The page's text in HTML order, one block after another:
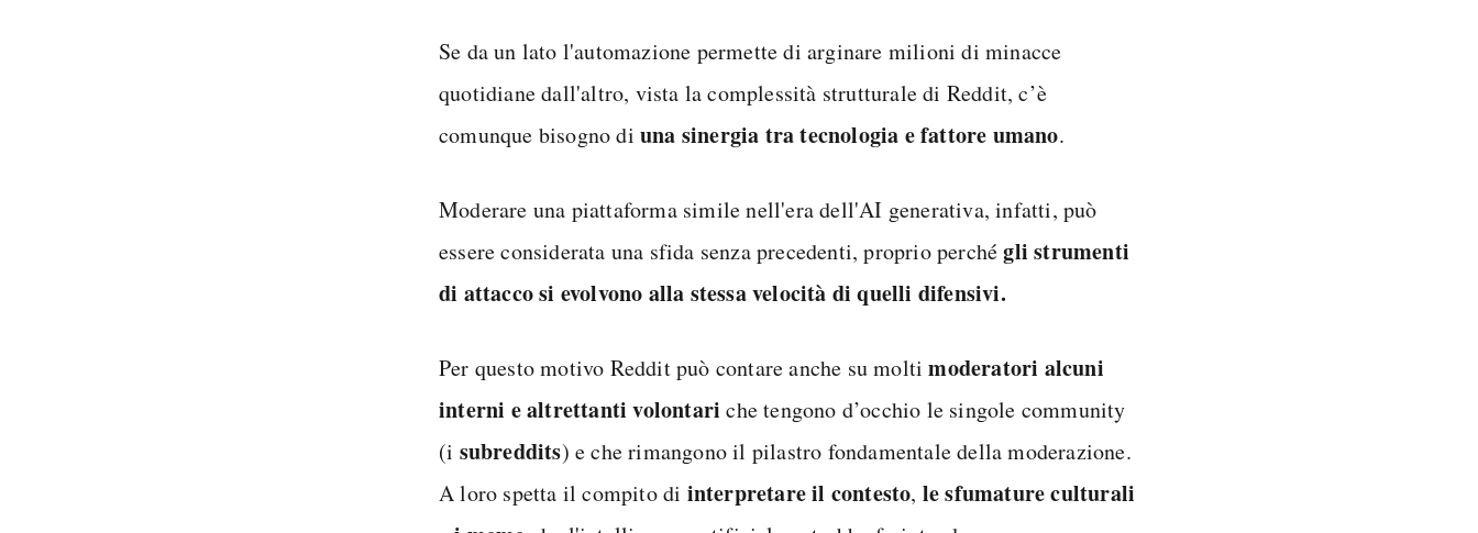
Se da un lato l'automazione permette di arginare milioni di minacce
quotidiane dall'altro, vista la complessità strutturale di Reddit, c’è
comunque bisogno di una sinergia tra tecnologia e fattore umano.
Moderare una piattaforma simile nell'era dell'AI generativa, infatti, può
essere considerata una sfida senza precedenti, proprio perchégli strumenti
di attacco si evolvono alla stessa velocità di quelli difensivi.
Per questo motivo Reddit può contare anche su moltimoderatori alcuni
interni e altrettanti volontari che tengono d’occhio le singole community
(i subreddits) e che rimangono il pilastro fondamentale della moderazione.
A loro spetta il compito di interpretare il contesto, le sfumature culturali